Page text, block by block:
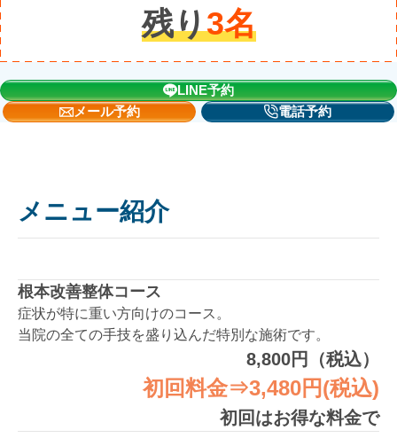
残り3名
LINE予約
メール予約
電話予約
メニュー紹介
根本改善整体コース
症状が特に重い方向けのコース。
当院の全ての手技を盛り込んだ特別な施術です。
8,800円（税込）
初回料金⇒3,480円(税込)
初回はお得な料金で